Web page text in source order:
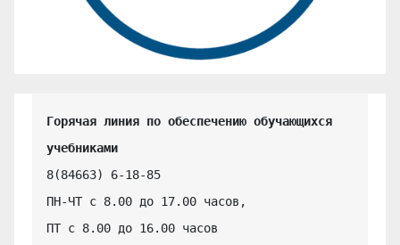
Горячая линия по обеспечению обучающихся
учебниками
8(84663) 6-18-85
ПН-ЧТ с 8.00 до 17.00 часов,
ПТ с 8.00 до 16.00 часов